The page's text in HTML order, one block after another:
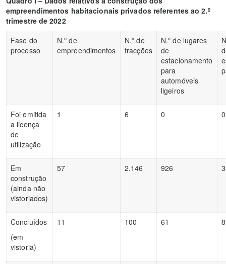
empreendimentos habitacionais privados referentes ao 2.º
trimestre de 2022
Fase do
processo
N.º de
empreendimentos
N.º de
fracções
N.º de lugares
de
estacionamento
para
automóveis
ligeiros
Foi emitida
a licença
de
utilização
1 6 0 0
Em
construção
(ainda não
vistoriados)
57 2.146 926
Concluídos
(em
vistoria)
11 100 61 8